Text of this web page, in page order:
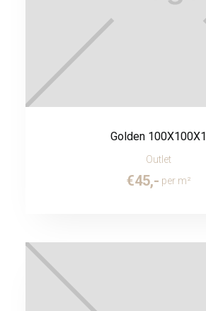
Golden 100X100X1
Outlet
€45,- per m²